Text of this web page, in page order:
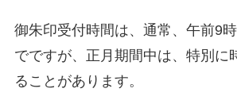
御朱印受付時間は、通常、午前9
でですが、正月期間中は、特別に
ることがあります。